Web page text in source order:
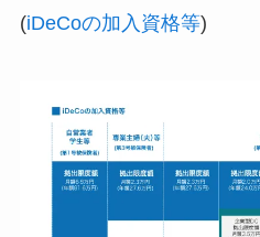
(iDeCoの加入資格等)